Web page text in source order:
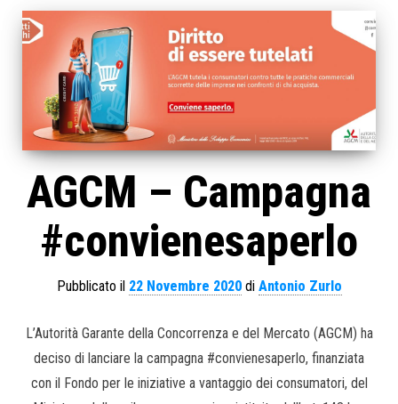
AGCM – Campagna
#convienesaperlo
Pubblicato il 22 Novembre 2020di Antonio Zurlo
L’Autorità Garante della Concorrenza e del Mercato (AGCM) ha
deciso di lanciare la campagna #convienesaperlo, finanziata
con il Fondo per le iniziative a vantaggio dei consumatori, del